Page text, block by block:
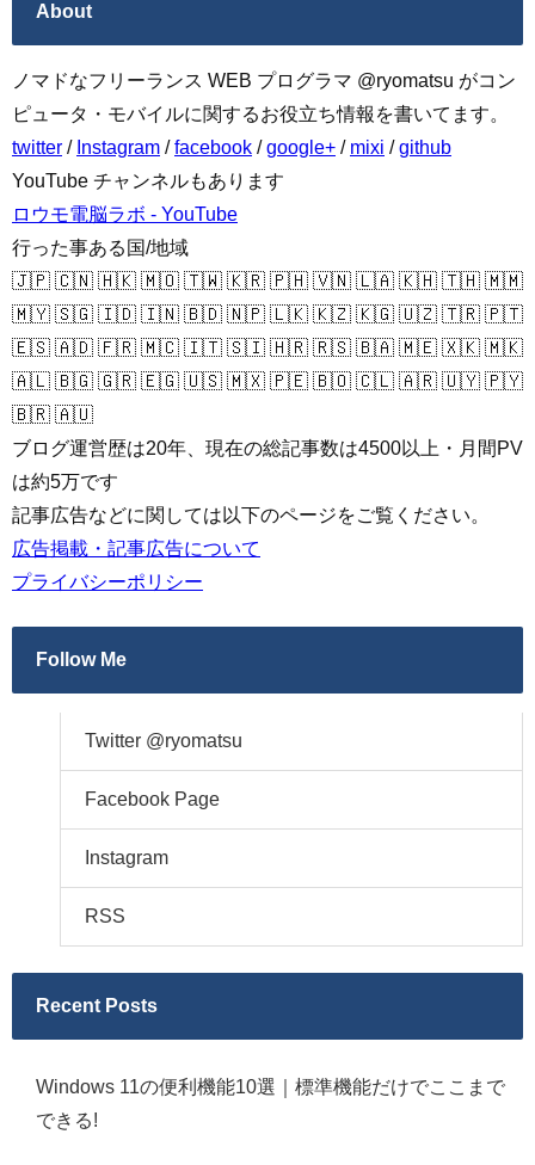
About
ノマドなフリーランス WEB プログラマ @ryomatsu がコン
ピュータ・モバイルに関するお役立ち情報を書いてます。
twitter / Instagram /facebook /google+ / mixi /github
YouTube チャンネルもあります
ロウモ電脳ラボ - YouTube
行った事ある国/地域
🇯🇵 🇨🇳 🇭🇰 🇲🇴 🇹🇼 🇰🇷 🇵🇭 🇻🇳 🇱🇦 🇰🇭 🇹🇭 🇲🇲
🇲🇾 🇸🇬 🇮🇩 🇮🇳 🇧🇩 🇳🇵 🇱🇰 🇰🇿 🇰🇬 🇺🇿 🇹🇷 🇵🇹
🇪🇸 🇦🇩 🇫🇷 🇲🇨 🇮🇹 🇸🇮 🇭🇷 🇷🇸 🇧🇦 🇲🇪 🇽🇰 🇲🇰
🇦🇱 🇧🇬 🇬🇷 🇪🇬 🇺🇸 🇲🇽 🇵🇪 🇧🇴 🇨🇱 🇦🇷 🇺🇾 🇵🇾
🇧🇷 🇦🇺
ブログ運営歴は20年、現在の総記事数は4500以上・月間PV
は約5万です
記事広告などに関しては以下のページをご覧ください。
広告掲載・記事広告について
プライバシーポリシー
Follow Me
Twitter @ryomatsu
Facebook Page
Instagram
RSS
Recent Posts
Windows 11の便利機能10選｜標準機能だけでここまで
できる!